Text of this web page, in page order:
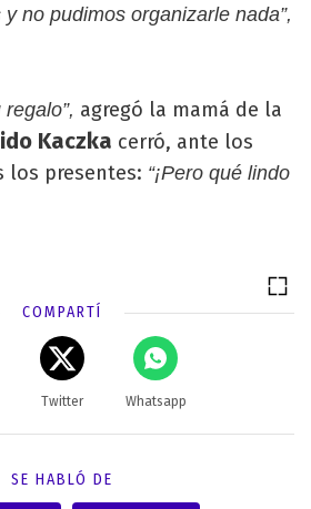
no pudimos organizarle nada”,
agregó la mamá de la
Kaczka cerró, ante los
los presentes: “¡Pero qué lindo
COMPARTÍ
Twitter Whatsapp
SE HABLÓ DE